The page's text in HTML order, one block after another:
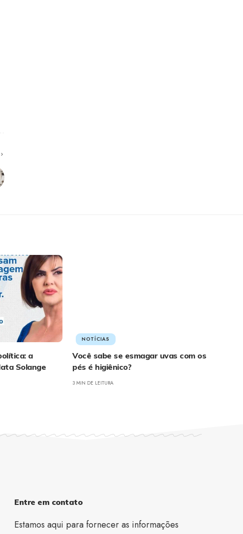
a
Solange
NOTÍCIAS
Você sabe se esmagar uvas com os
pés é higiênico?
3 MIN DE LEITURA
Entre em contato
Estamos aqui para fornecer as informações